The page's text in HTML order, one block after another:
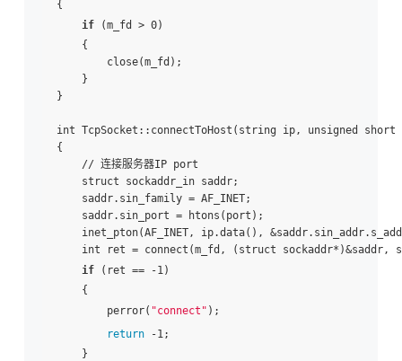
{
if (m_fd > 0)
{
close(m_fd);
}
}
int TcpSocket::connectToHost(string ip, unsigned short
{
// 连接服务器IP port
struct sockaddr_in saddr;
saddr.sin_family = AF_INET;
saddr.sin_port = htons(port);
inet_pton(AF_INET, ip.data(),
int ret = connect(m_fd, (struct sockaddr*)&saddr,
if (ret == -1)
{
perror( "connect" );
return -1;
}